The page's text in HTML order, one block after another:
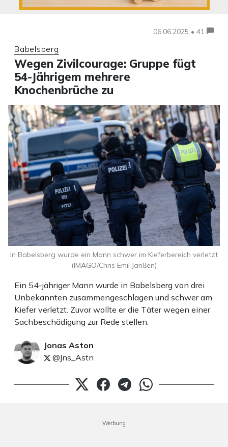
06.06.2025 • 41
Babelsberg
Wegen Zivilcourage: Gruppe fügt
54-Jährigem mehrere
Knochenbrüche zu
Ein 54-jähriger Mann wurde in Babelsberg von drei
Unbekannten zusammengeschlagen und schwer am
Kiefer verletzt. Zuvor wollte er die Täter wegen einer
Sachbeschädigung zur Rede stellen.
Jonas Aston
@Jns_Astn
In Babelsberg wurde ein Mann schwer im Kieferbereich verletzt
(IMAGO/Chris Emil Janßen)
Werbung